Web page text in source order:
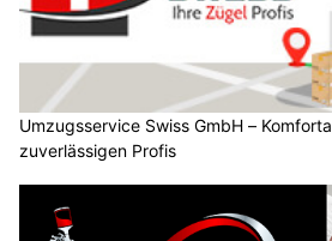
Umzugsservice Swiss GmbH –
zuverlässigen Profis